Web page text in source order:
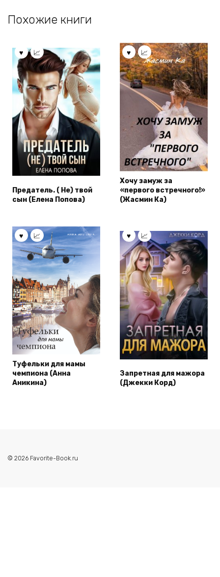
Похожие книги
Предатель. ( Не) твой
сын (Елена Попова)
Хочу замуж за
«первого встречного!»
(Жасмин Ка)
Туфельки для мамы
чемпиона (Анна
Аникина)
Запретная для мажора
(Джекки Корд)
© 2026 Favorite-Book.ru